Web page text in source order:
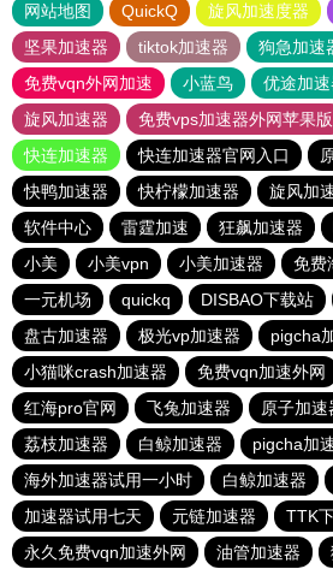
网站地图 QuickQ 旋风加速度器
坚果加速器
tiktok加速器
狗急加速
免费vqn外网加速
小蓝鸟 优途加
旋风加速器
免费vps加速器外网苹果版
快连加速器
快连加速器官网入口
快鸭加速器
快柠檬加速器 旋风加
软件中心
雷霆加速 狂飙加速器
小美
小美vpn 小美加速器
免费
一元机场
quickq DISBAO下载站
盘古加速器
极光vp加速器 pigcha
小猫咪crash加速器
免费vqn加速外网
红海pro官网
飞兔加速器 原子加速
荔枝加速器
白鲸加速器 pigcha加
海外加速器试用一小时
白鲸加速器
加速器试用七天
元链加速器 TTK
永久免费vqn加速外网
油管加速器